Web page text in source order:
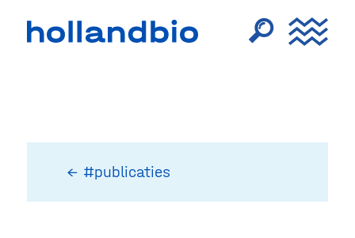
← #publicaties